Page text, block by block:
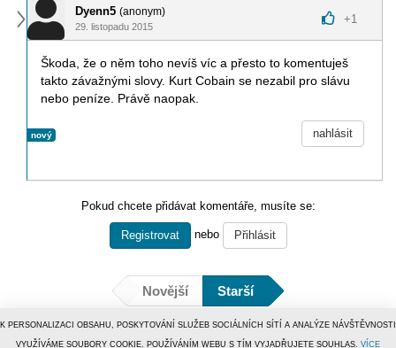
Dyenn5 (anonym)
29. listopadu 2015
+1
Škoda, že o něm toho nevíš víc a přesto to komentuješ
takto závažnými slovy. Kurt Cobain se nezabil pro slávu
nebo peníze. Právě naopak.
nový nahlásit
Pokud chcete přidávat komentáře, musíte se:
Registrovat nebo Přihlásit
Novější Starší
K PERSONALIZACI OBSAHU, POSKYTOVÁNÍ SLUŽEB SOCIÁLNÍCH SÍTÍ A ANALÝZE NÁVŠTĚVNOSTI
VYUŽÍVÁME SOUBORY COOKIE. POUŽÍVÁNÍM WEBU S TÍM VYJADŘUJETE SOUHLAS. VÍCE